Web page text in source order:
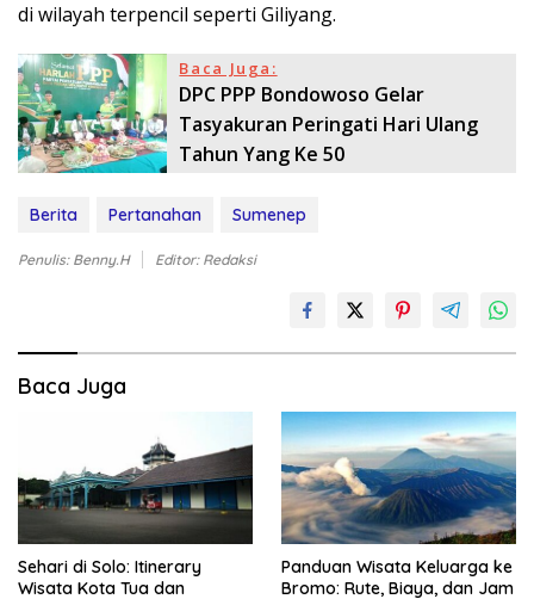
di wilayah terpencil seperti Giliyang.
Baca Juga:
DPC PPP Bondowoso Gelar
Tasyakuran Peringati Hari Ulang
Tahun Yang Ke 50
Berita Pertanahan Sumenep
Penulis: Benny.H Editor: Redaksi
Baca Juga
Sehari di Solo: Itinerary
Wisata Kota Tua dan
Panduan Wisata Keluarga ke
Bromo: Rute, Biaya, dan Jam